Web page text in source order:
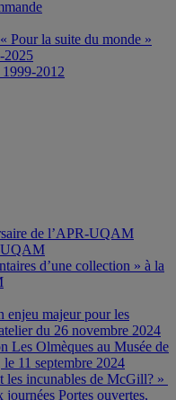
Pour la suite du monde »
2025
2012
de l’APR-UQAM
d’une collection » à la
enjeu majeur pour les
du 26 novembre 2024
Les Olmèques au Musée de
11 septembre 2024
les incunables de McGill? »
Portes ouvertes,